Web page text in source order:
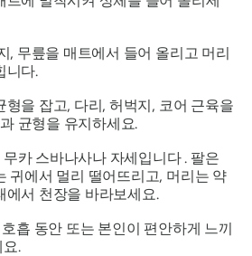
, 무릎을 매트에서 들어 올리고 머리
니다.
형을 잡고, 다리, 허벅지, 코어 근육을
균형을 유지하세요.
카 스바나사나 자세입니다 . 팔은
귀에서 멀리 떨어뜨리고, 머리는 약
에서 천장을 바라보세요.
흡 동안 또는 본인이 편안하게 느끼
.